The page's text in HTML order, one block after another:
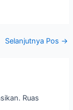
Selanjutnya Pos →
Ruas